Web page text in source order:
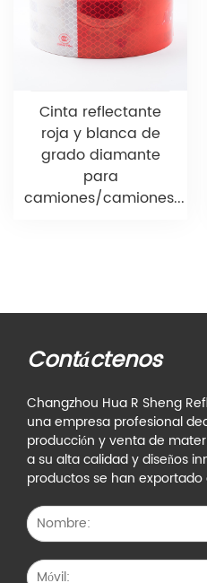
Cinta reflectante
roja y blanca de
grado diamante
para
camiones/camiones...
Contáctenos
Changzhou Hua R Sheng
una empresa profesional
producción y venta de
a su alta calidad y diseños
productos se han exportado